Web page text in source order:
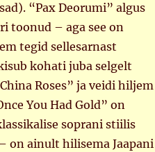
“Pax Deorumi” algus
toonud – aga see on
tegid sellesarnast
kohati juba selgelt
Roses” ja veidi hiljem
You Had Gold” on
soprani stiilis
on ainult hilisema Jaapani